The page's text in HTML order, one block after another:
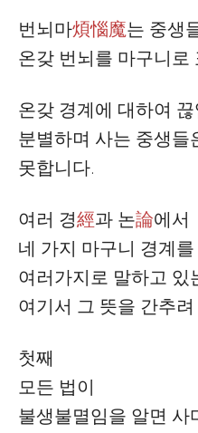
번뇌마煩惱魔는 중생
온갖 번뇌를 마구니로
온갖 경계에 대하여
분별하며 사는 중생들
못합니다.
여러 경經과 논論에서
네 가지 마구니 경계
여러가지로 말하고 있
여기서 그 뜻을 간추
첫째
모든 법이
불생불멸임을 알면 사